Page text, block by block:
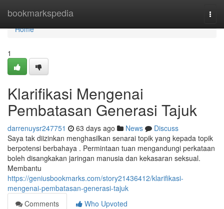
bookmarkspedia
Home
Home
1
Klarifikasi Mengenai
Pembatasan Generasi Tajuk
darrenuysr247751 63 days ago News
Discuss
Saya tak diizinkan menghasilkan senarai topik yang kepada topik
berpotensi berbahaya . Permintaan tuan mengandungi perkataan
boleh disangkakan jaringan manusia dan kekasaran seksual.
Membantu
https://geniusbookmarks.com/story21436412/klarifikasi-
mengenai-pembatasan-generasi-tajuk
Comments
Who Upvoted